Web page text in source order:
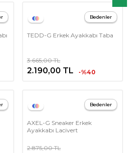
Bedenler
TEDD-G Erkek Ayakkabı Taba
3.665,00TL
2.190,00 TL -%40
Bedenler
AXEL-G Sneaker Erkek
Ayakkabı Lacivert
2.875,00TL